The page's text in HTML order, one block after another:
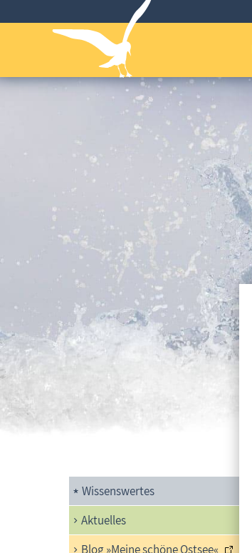
Wissenswertes
Aktuelles
Blog »Meine schöne Ostsee«